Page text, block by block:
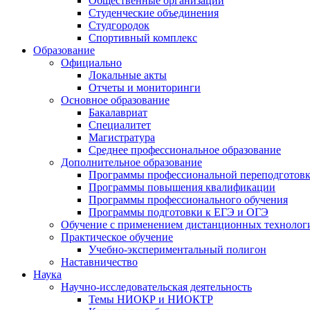
Студенческие объединения
Студгородок
Спортивный комплекс
Образование
Официально
Локальные акты
Отчеты и мониторинги
Основное образование
Бакалавриат
Специалитет
Магистратура
Среднее профессиональное образование
Дополнительное образование
Программы профессиональной
Программы повышения квалификации
Программы профессионального обучения
Программы подготовки к ЕГЭ и ОГЭ
Обучение с применением дистанционных
Практическое обучение
Учебно-экспериментальный полигон
Наставничество
Наука
Научно-исследовательская деятельность
Темы НИОКР и НИОКТР